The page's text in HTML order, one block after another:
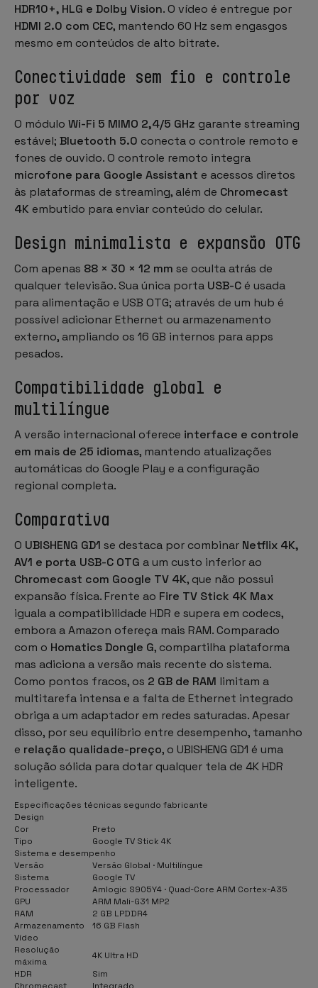
HDR10+, HLG e Dolby Vision. O vídeo é entregue por
HDMI 2.0 com CEC, mantendo 60 Hz sem engasgos
mesmo em conteúdos de alto bitrate.
Conectividade sem fio e controle
por voz
O módulo Wi-Fi 5 MIMO 2,4/5 GHz garante streaming
estável; Bluetooth 5.0 conecta o controle remoto e
fones de ouvido. O controle remoto integra
microfone para Google Assistant e acessos diretos
às plataformas de streaming, além de Chromecast
4K embutido para enviar conteúdo do celular.
Design minimalista e expansão OTG
Com apenas 88 × 30 × 12 mm se oculta atrás de
qualquer televisão. Sua única porta USB-C é usada
para alimentação e USB OTG; através de um hub é
possível adicionar Ethernet ou armazenamento
externo, ampliando os 16 GB internos para apps
pesados.
Compatibilidade global e
multilíngue
A versão internacional oferece interface e controle
em mais de 25 idiomas, mantendo atualizações
automáticas do Google Play e a configuração
regional completa.
Comparativa
O UBISHENG GD1 se destaca por combinar Netflix 4K,
AV1 e porta USB-C OTG a um custo inferior ao
Chromecast com Google TV 4K, que não possui
expansão física. Frente ao Fire TV Stick 4K Max
iguala a compatibilidade HDR e supera em codecs,
embora a Amazon ofereça mais RAM. Comparado
com o Homatics Dongle G, compartilha plataforma
mas adiciona a versão mais recente do sistema.
Como pontos fracos, os 2 GB de RAM limitam a
multitarefa intensa e a falta de Ethernet integrado
obriga a um adaptador em redes saturadas. Apesar
disso, por seu equilíbrio entre desempenho, tamanho
e relação qualidade-preço, o UBISHENG GD1 é uma
solução sólida para dotar qualquer tela de 4K HDR
inteligente.
Especificações técnicas segundo fabricante
Design
Cor
Preto
Tipo
Google TV Stick 4K
Sistema e desempenho
Versão
Versão Global · Multilíngue
Sistema
Google TV
Processador
Amlogic S905Y4 · Quad-Core ARM Cortex-A35
GPU
ARM Mali-G31 MP2
RAM
2 GB LPDDR4
Armazenamento
16 GB Flash
Vídeo
Resolução
máxima
4K Ultra HD
HDR
Sim
Chromecast
Integrado